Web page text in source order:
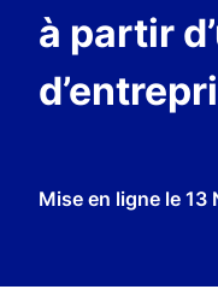
à partir
Mise en ligne le 13